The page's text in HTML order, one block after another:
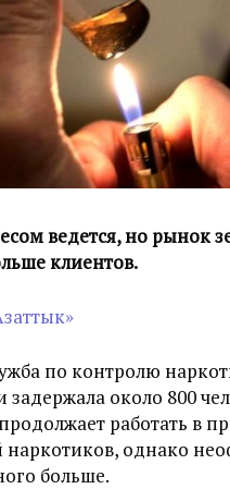
ведется, но рынок
клиентов.
по контролю
задержала около 800
работать в
наркотиков, однако
больше.